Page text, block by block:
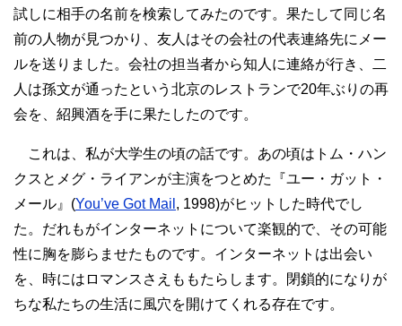
試しに相手の名前を検索してみたのです。果たして同じ名
前の人物が見つかり、友人はその会社の代表連絡先にメー
ルを送りました。会社の担当者から知人に連絡が行き、二
人は孫文が通ったという北京のレストランで20年ぶりの再
会を、紹興酒を手に果たしたのです。
これは、私が大学生の頃の話です。あの頃はトム・ハン
クスとメグ・ライアンが主演をつとめた『ユー・ガット・
メール』(You’ve Got Mail , 1998)がヒットした時代でし
た。だれもがインターネットについて楽観的で、その可能
性に胸を膨らませたものです。インターネットは出会い
を、時にはロマンスさえももたらします。閉鎖的になりが
ちな私たちの生活に風穴を開けてくれる存在です。